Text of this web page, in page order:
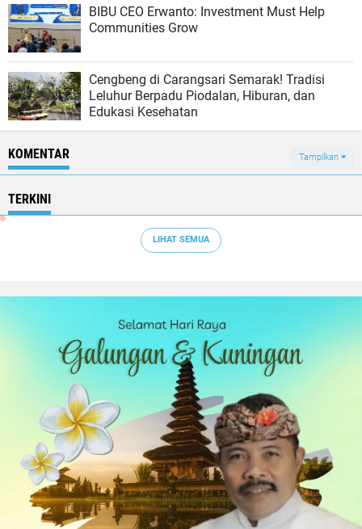
BIBU CEO Erwanto: Investment Must Help
Communities Grow
Cengbeng di Carangsari Semarak! Tradisi
Leluhur Berpadu Piodalan, Hiburan, dan
Edukasi Kesehatan
KOMENTAR Tampilkan
TERKINI
LIHAT SEMUA